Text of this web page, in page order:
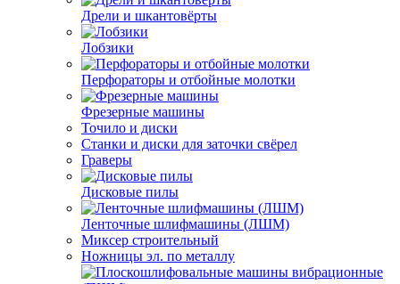
Дрели и шкантовёрты
Лобзики
Перфораторы и отбойные молотки
Фрезерные машины
Точило и диски
Станки и диски для заточки свёрел
Граверы
Дисковые пилы
Ленточные шлифмашины (ЛШМ)
Миксер строительный
Ножницы эл. по металлу